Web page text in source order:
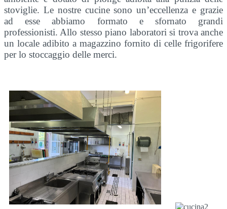
stoviglie. Le nostre cucine sono un’eccellenza e grazie
ad esse abbiamo formato e sfornato grandi
professionisti. Allo stesso piano laboratori si trova anche
un locale adibito a magazzino fornito di celle frigorifere
per lo stoccaggio delle merci.